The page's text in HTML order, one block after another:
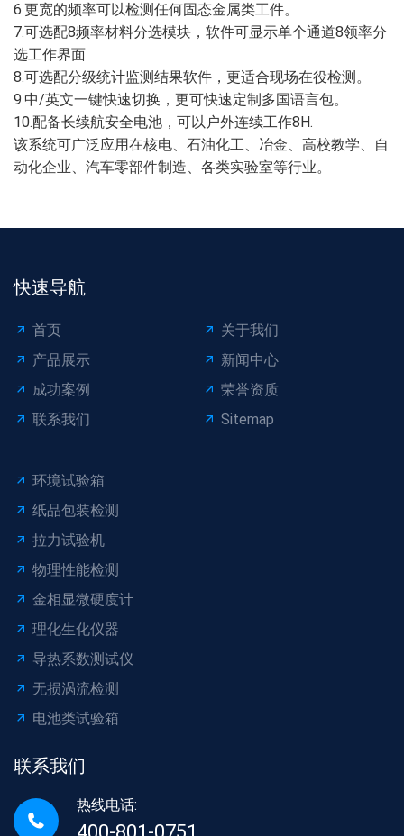
6.更宽的频率可以检测任何固态金属类工件。
7.可选配8频率材料分选模块，软件可显示单个通道8领率分
选工作界面
8.可选配分级统计监测结果软件，更适合现场在役检测。
9.中/英文一键快速切换，更可快速定制多国语言包。
10.配备长续航安全电池，可以户外连续工作8H.
该系统可广泛应用在核电、石油化工、冶金、高校教学、自
动化企业、汽车零部件制造、各类实验室等行业。
快速导航
首页
关于我们
产品展示
新闻中心
成功案例
荣誉资质
联系我们
Sitemap
环境试验箱
纸品包装检测
拉力试验机
物理性能检测
金相显微硬度计
理化生化仪器
导热系数测试仪
无损涡流检测
电池类试验箱
联系我们
热线电话: